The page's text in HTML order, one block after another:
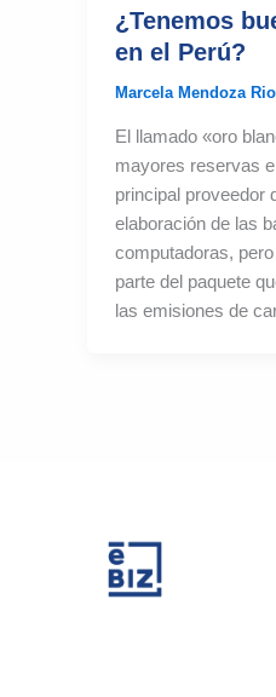
¿Tenemos
en el Perú?
Marcela Mendoza
El llamado «oro
mayores reservas
principal proveedor
elaboración de las
computadoras,
parte del paquete
las emisiones de